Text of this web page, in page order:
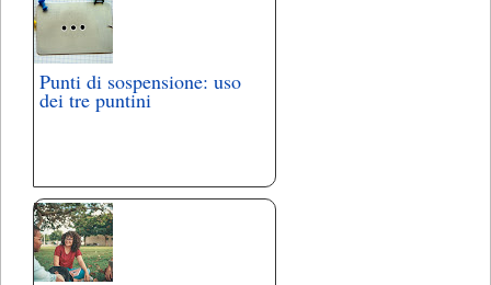
Punti di sospensione: uso
dei tre puntini